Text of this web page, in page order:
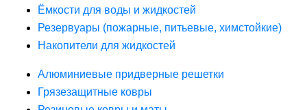
Ёмкости для воды и жидкостей
Резервуары (пожарные, питьевые, химстойкие)
Накопители для жидкостей
Алюминиевые придверные решетки
Грязезащитные ковры